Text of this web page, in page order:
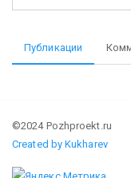
Публикации
©2024 Pozhproekt.ru
Created by Kukharev